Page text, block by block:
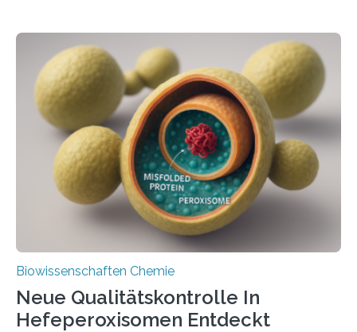
Biowissenschaften Chemie
Neue Qualitätskontrolle In
Hefeperoxisomen Entdeckt